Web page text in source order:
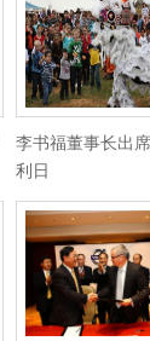
李书福董事长出
利日